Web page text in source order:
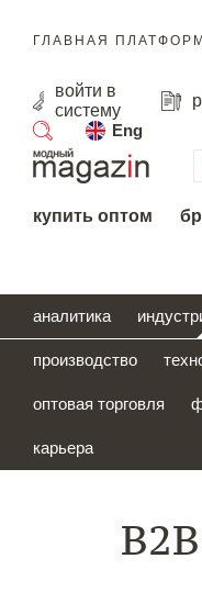
ГЛАВНАЯ
войти в
систему
Eng
поиск
купить оптом
аналитика
производство
оптовая торговля
карьера